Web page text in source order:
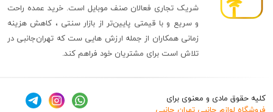
شریک تجاری فعالان صنف موبایل است. خرید عمده راحت
و سریع و با قیمتی پایین‌تر از بازار سنتی ، کاهش هزینه
زمانی همکاران از جمله ارزش هایی ست که تهران‌جانبی در
تلاش است برای مشتریان خود فراهم کند.
مادی و معنوی برای